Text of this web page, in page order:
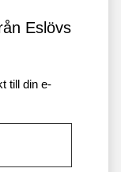
Eslövs
till din e-